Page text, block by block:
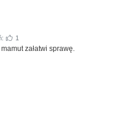
1
załatwi sprawę.